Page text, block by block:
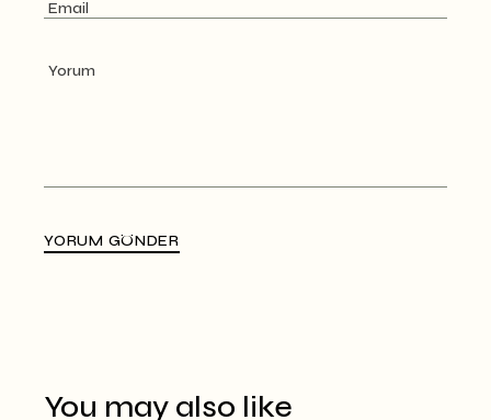
YORUM GÖNDER
You may also like